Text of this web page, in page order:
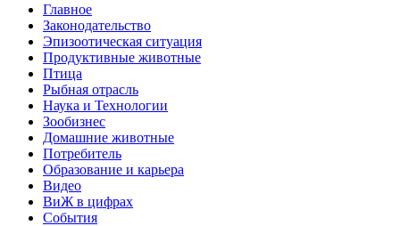
Главное
Законодательство
Эпизоотическая ситуация
Продуктивные животные
Птица
Рыбная отрасль
Наука и Технологии
Зообизнес
Домашние животные
Потребитель
Образование и карьера
Видео
ВиЖ в цифрах
События